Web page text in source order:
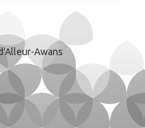
Awans